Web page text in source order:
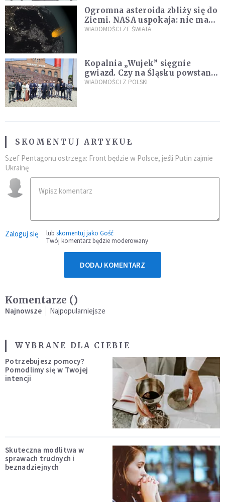
Ogromna asteroida zbliży się do
Ziemi. NASA uspokaja: nie ma
zagrożenia
WIADOMOŚCI ZE ŚWIATA
Kopalnia „Wujek” sięgnie
gwiazd. Czy na Śląsku powstanie
„Dolina Krzemowa”?
WIADOMOŚCI Z POLSKI
SKOMENTUJ ARTYKUŁ
Szef Pentagonu ostrzega: Front będzie w Polsce, jeśli Putin zajmie
Ukrainę
Zaloguj się lub skomentuj jako Gość
Twój komentarz będzie moderowany
DODAJ KOMENTARZ
Komentarze ()
Najnowsze Najpopularniejsze
WYBRANE DLA CIEBIE
Potrzebujesz pomocy?
Pomodlimy się w Twojej
intencji
Skuteczna modlitwa w
sprawach trudnych i
beznadziejnych